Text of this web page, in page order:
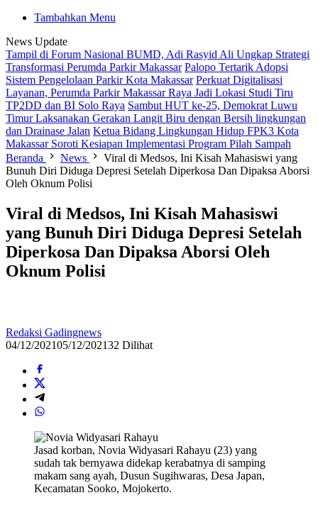
Tambahkan Menu
News Update
Tampil di Forum Nasional BUMD, Adi Rasyid Ali Ungkap Strategi
Transformasi Perumda Parkir Makassar Palopo Tertarik Adopsi
Sistem Pengelolaan Parkir Kota Makassar Perkuat Digitalisasi
Layanan, Perumda Parkir Makassar Raya Jadi Lokasi Studi Tiru
TP2DD dan BI Solo Raya Sambut HUT ke-25, Demokrat Luwu
Timur Laksanakan Gerakan Langit Biru dengan Bersih lingkungan
dan Drainase Jalan Ketua Bidang Lingkungan Hidup FPK3 Kota
Makassar Soroti Kesiapan Implementasi Program Pilah Sampah
Beranda
News
Viral di Medsos, Ini Kisah Mahasiswi yang
Bunuh Diri Diduga Depresi Setelah Diperkosa Dan Dipaksa Aborsi
Oleh Oknum Polisi
Viral di Medsos, Ini Kisah Mahasiswi
yang Bunuh Diri Diduga Depresi Setelah
Diperkosa Dan Dipaksa Aborsi Oleh
Oknum Polisi
Redaksi Gadingnews
04/12/202105/12/202132 Dilihat
Jasad korban, Novia Widyasari Rahayu (23) yang
sudah tak bernyawa didekap kerabatnya di samping
makam sang ayah, Dusun Sugihwaras, Desa Japan,
Kecamatan Sooko, Mojokerto.